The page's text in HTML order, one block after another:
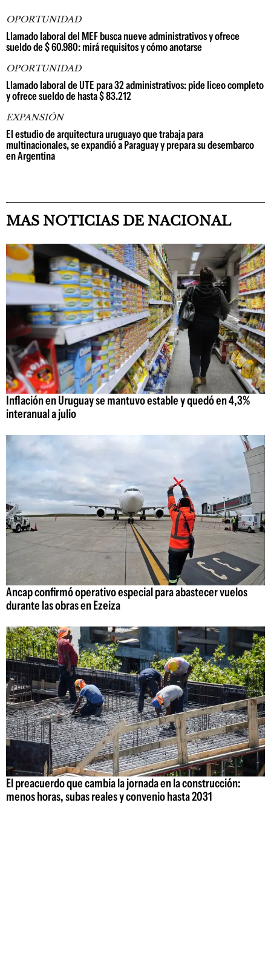
OPORTUNIDAD
Llamado laboral del MEF busca nueve administrativos y ofrece
sueldo de $ 60.980: mirá requisitos y cómo anotarse
OPORTUNIDAD
Llamado laboral de UTE para 32 administrativos: pide liceo completo
y ofrece sueldo de hasta $ 83.212
EXPANSIÓN
El estudio de arquitectura uruguayo que trabaja para
multinacionales, se expandió a Paraguay y prepara su desembarco
en Argentina
MAS NOTICIAS DE NACIONAL
Inflación en Uruguay se mantuvo estable y quedó en 4,3%
interanual a julio
Ancap confirmó operativo especial para abastecer vuelos
durante las obras en Ezeiza
El preacuerdo que cambia la jornada en la construcción:
menos horas, subas reales y convenio hasta 2031